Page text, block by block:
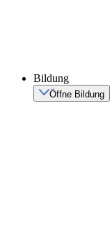
Bildung
Öffne Bildung